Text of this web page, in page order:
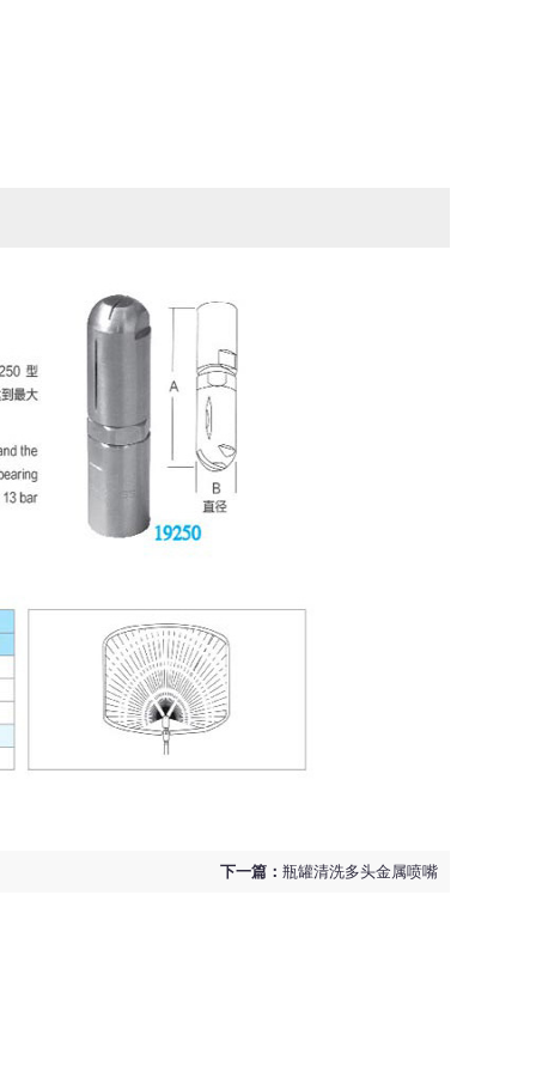
下一篇： 瓶罐清洗多头金属喷嘴